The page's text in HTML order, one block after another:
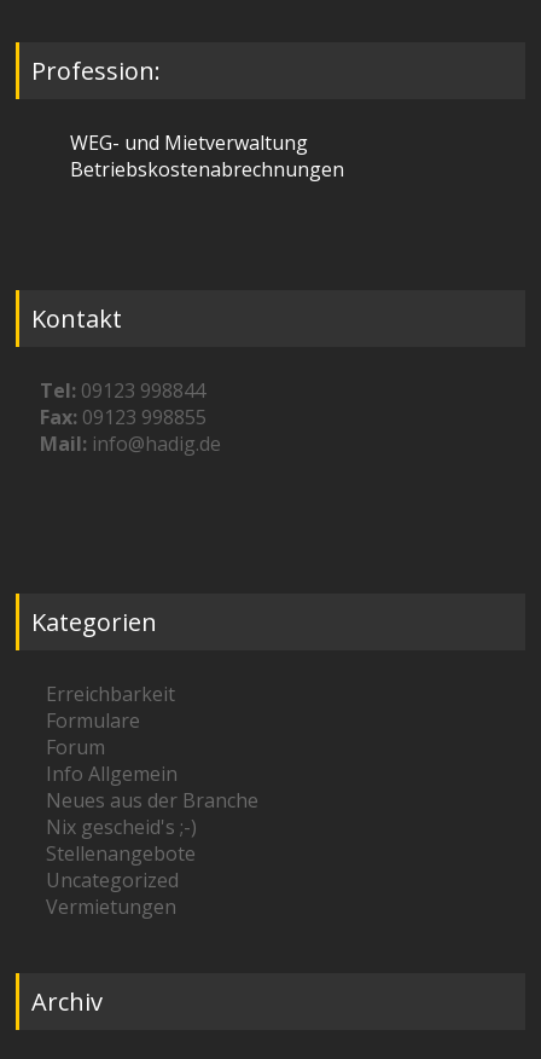
Profession:
WEG- und Mietverwaltung
Betriebskostenabrechnungen
Kontakt
Tel: 09123 998844
Fax: 09123 998855
Mail: info@hadig.de
Kategorien
Erreichbarkeit
Formulare
Forum
Info Allgemein
Neues aus der Branche
Nix gescheid's ;-)
Stellenangebote
Uncategorized
Vermietungen
Archiv